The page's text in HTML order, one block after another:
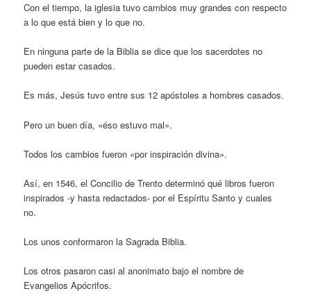
Con el tiempo, la iglesia tuvo cambios muy grandes con respecto
a lo que está bien y lo que no.
En ninguna parte de la Biblia se dice que los sacerdotes no
pueden estar casados.
Es más, Jesús tuvo entre sus 12 apóstoles a hombres casados.
Pero un buen día, «éso estuvo mal».
Todos los cambios fueron «por inspiración divina».
Así, en 1546, el Concilio de Trento determinó qué libros fueron
inspirados -y hasta redactados- por el Espíritu Santo y cuales
no.
Los unos conformaron la Sagrada Biblia.
Los otros pasaron casi al anonimato bajo el nombre de
Evangelios Apócrifos.